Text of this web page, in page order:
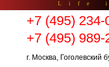
Life
+7 (495) 234-
+7 (495) 989-
г. Москва, Гоголевский